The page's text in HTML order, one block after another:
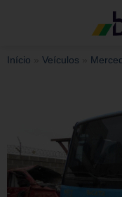
Início Veículos